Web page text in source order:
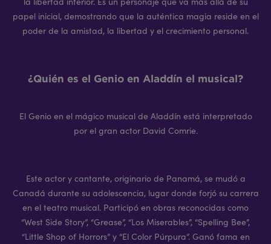
papel inicial, demostrando que la auténtica magia reside en el
poder de la amistad, la libertad y el crecimiento personal.
¿Quién es el Genio en Aladdín el musical?
El Genio en el mágico musical de Aladdín está interpretado
por el gran actor David Comrie.
Este actor y cantante, originario de Panamá, se mudó a
Canadá durante su adolescencia, lugar donde forjó su carrera
en el teatro musical. Participó en obras reconocidas como
“West Side Story”, “Grease”, “Los Miserables”, “Spelling Bee”,
“Little Shop of Horrors” y “El Color Púrpura”. Ganó fama en